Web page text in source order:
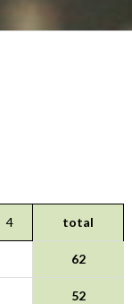
4 total
62
52